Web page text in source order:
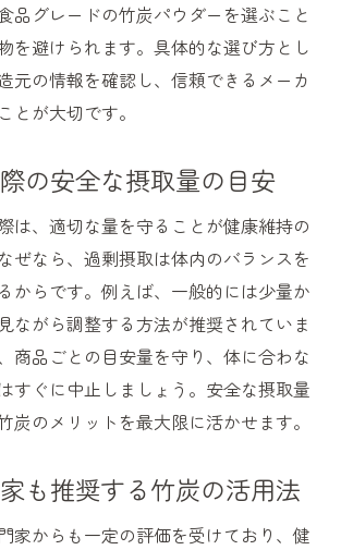
品グレードの竹炭パウダーを選ぶこと
を避けられます。具体的な選び方とし
元の情報を確認し、信頼できるメーカ
とが大切です。
の安全な摂取量の目安
は、適切な量を守ることが健康維持の
ぜなら、過剰摂取は体内のバランスを
からです。例えば、一般的には少量か
ながら調整する方法が推奨されていま
商品ごとの目安量を守り、体に合わな
すぐに中止しましょう。安全な摂取量
炭のメリットを最大限に活かせます。
も推奨する竹炭の活用法
家からも一定の評価を受けており、健